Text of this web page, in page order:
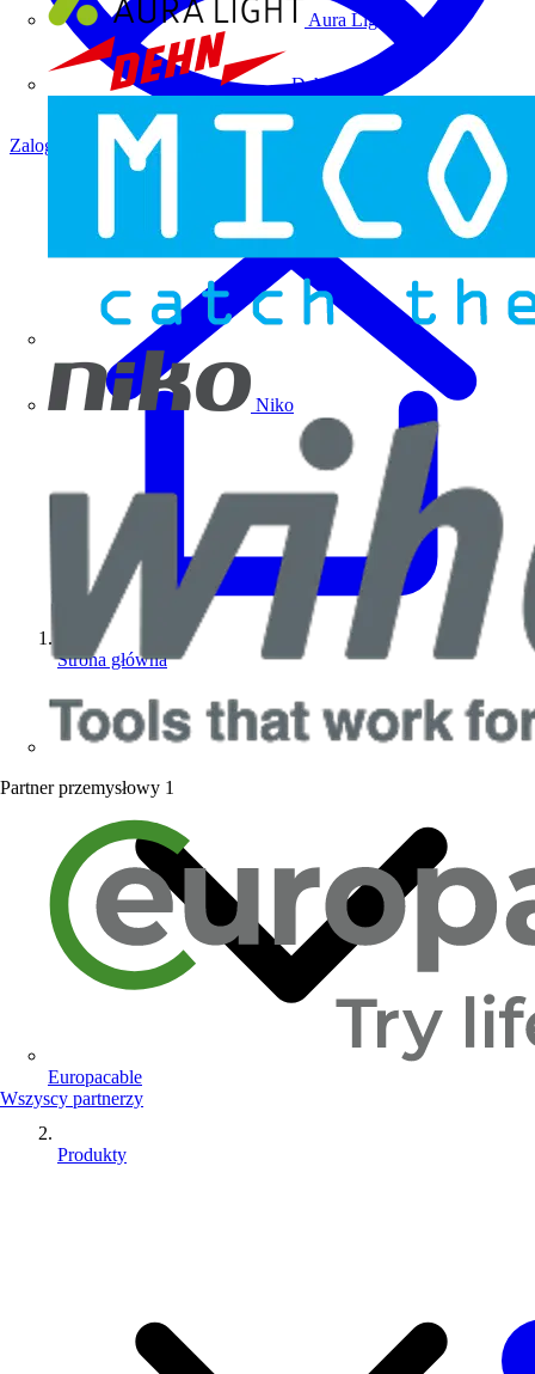
Aura Light
Dehn
Niko
Partner przemysłowy 1
Europacable
Wszyscy partnerzy
Zaloguj się Zarejestruj się
Strona główna
Produkty